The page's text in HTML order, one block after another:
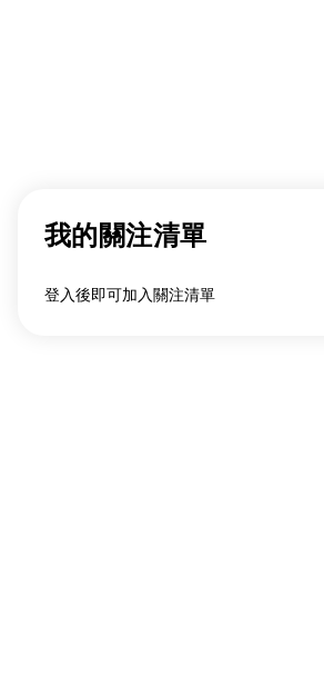
我的關注清單
登入後即可加入關注清單